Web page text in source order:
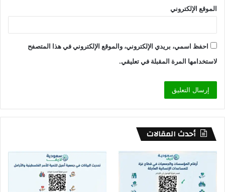
الموقع الإلكتروني
احفظ اسمي، بريدي الإلكتروني، والموقع الإلكتروني في هذا المتصفح
لاستخدامها المرة المقبلة في تعليقي.
أحدث المقالات